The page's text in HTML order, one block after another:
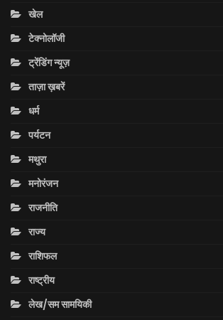
खेल
टेक्नोलॉजी
ट्रेंडिंग न्यूज़
ताज़ा ख़बरें
धर्म
पर्यटन
मथुरा
मनोरंजन
राजनीति
राज्य
राशिफल
राष्ट्रीय
लेख/सम सामयिकी